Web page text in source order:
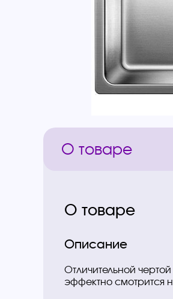
О товаре
О товаре
Описание
Отличительной
эффектно смотрится